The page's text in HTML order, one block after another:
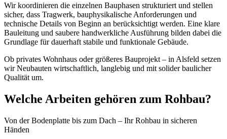
Wir koordinieren die einzelnen Bauphasen strukturiert und stellen
sicher, dass Tragwerk, bauphysikalische Anforderungen und
technische Details von Beginn an berücksichtigt werden. Eine klare
Bauleitung und saubere handwerkliche Ausführung bilden dabei die
Grundlage für dauerhaft stabile und funktionale Gebäude.
Ob privates Wohnhaus oder größeres Bauprojekt – in Alsfeld setzen
wir Neubauten wirtschaftlich, langlebig und mit solider baulicher
Qualität um.
Welche Arbeiten gehören zum Rohbau?
Von der Bodenplatte bis zum Dach – Ihr Rohbau in sicheren
Händen